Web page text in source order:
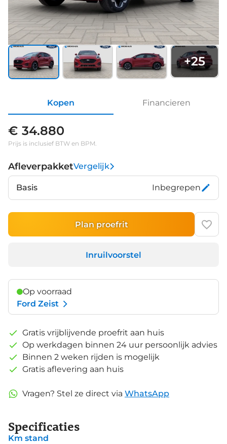
+25
Kopen Financieren
€ 34.880
Prijs is inclusief BTW en BPM.
AfleverpakketVergelijk
Basis Inbegrepen
Plan proefrit
Inruilvoorstel
Op voorraad
Ford Zeist
Gratis vrijblijvende proefrit aan huis
Op werkdagen binnen 24 uur persoonlijk advies
Binnen 2 weken rijden is mogelijk
Gratis aflevering aan huis
Vragen? Stel ze direct via WhatsApp
Specificaties
Km stand